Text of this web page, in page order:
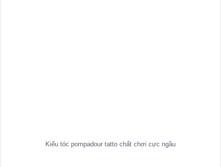
Kiểu tóc pompadour tatto chất chơi cực ngầu